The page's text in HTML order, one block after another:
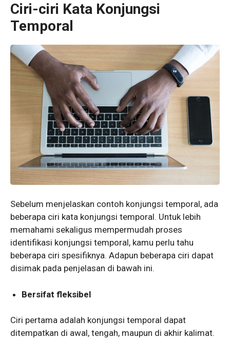
Ciri-ciri Kata Konjungsi
Temporal
Sebelum menjelaskan contoh konjungsi temporal, ada
beberapa ciri kata konjungsi temporal. Untuk lebih
memahami sekaligus mempermudah proses
identifikasi konjungsi temporal, kamu perlu tahu
beberapa ciri spesifiknya. Adapun beberapa ciri dapat
disimak pada penjelasan di bawah ini.
Bersifat fleksibel
Ciri pertama adalah konjungsi temporal dapat
ditempatkan di awal, tengah, maupun di akhir kalimat.